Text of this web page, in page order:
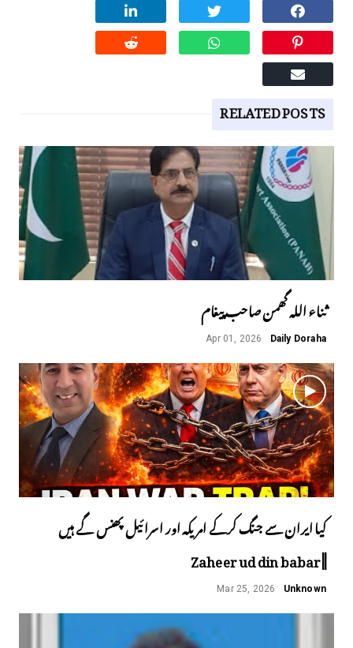
RELATED POSTS
ثناء اللہ گھمن صاحب پیغام
Daily Doraha
Apr 01, 2026
کیا ایران سے جنگ کرکے امریکہ اور اسرائیل پھنس گے ہیں
||Zaheer ud din babar
Unknown
Mar 25, 2026